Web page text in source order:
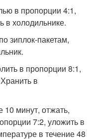
в пропорции 4:1,
в холодильнике.
зиплок-пакетам,
в пропорции 8:1,
в
10 минут, отжать,
7:2, уложить в
в течение 48